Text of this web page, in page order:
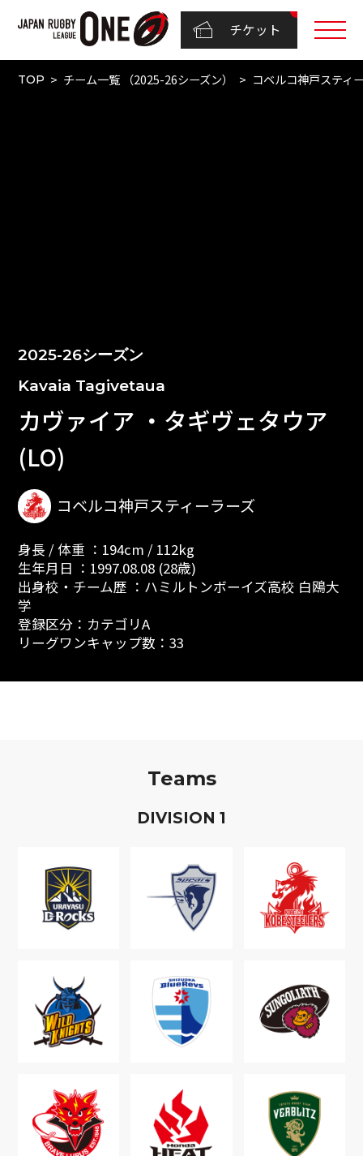
チケット
TOP チーム一覧 （2025-26シーズン） コベルコ神戸スティ
2025-26シーズン
Kavaia Tagivetaua
カヴァイア ・タギヴェタウア
(LO)
コベルコ神戸スティーラーズ
身長 / 体重 ：194cm / 112kg
生年月日 ：1997.08.08 (28歳)
出身校・チーム歴 ：ハミルトンボーイズ高校 白鴎大
学
登録区分：カテゴリA
リーグワンキャップ数：33
Teams
DIVISION 1